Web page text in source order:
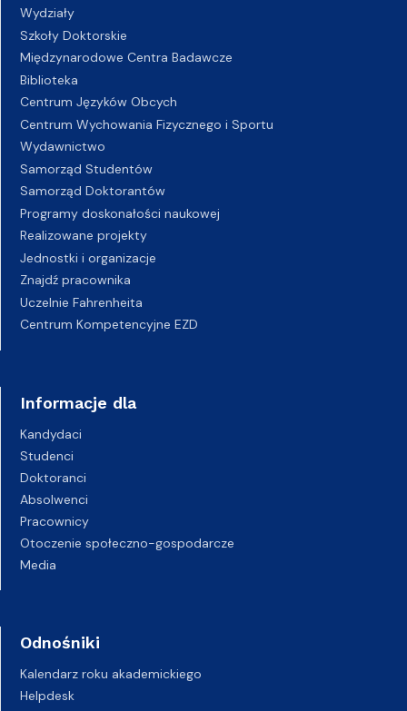
Wydziały
Szkoły Doktorskie
Międzynarodowe Centra Badawcze
Biblioteka
Centrum Języków Obcych
Centrum Wychowania Fizycznego i Sportu
Wydawnictwo
Samorząd Studentów
Samorząd Doktorantów
Programy doskonałości naukowej
Realizowane projekty
Jednostki i organizacje
Znajdź pracownika
Uczelnie Fahrenheita
Centrum Kompetencyjne EZD
Informacje dla
Kandydaci
Studenci
Doktoranci
Absolwenci
Pracownicy
Otoczenie społeczno-gospodarcze
Media
Odnośniki
Kalendarz roku akademickiego
Helpdesk